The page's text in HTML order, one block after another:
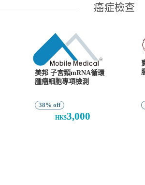
癌症檢查
美邦 子宮頸mRNA循環
腫瘤細胞專項檢測
38% off
HK$3,000